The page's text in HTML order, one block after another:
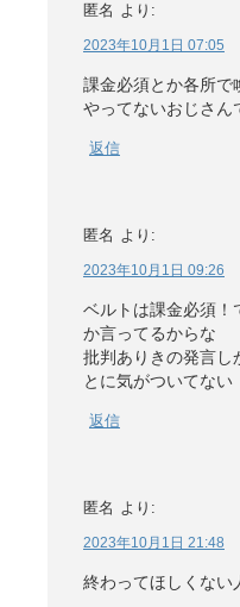
匿名 より:
2023年10月1日 07:05
課金必須とか各所で
やってないおじさん
返信
匿名 より:
2023年10月1日 09:26
ベルトは課金必須！
か言ってるからな
批判ありきの発言し
とに気がついてない
返信
匿名 より:
2023年10月1日 21:48
終わってほしくない